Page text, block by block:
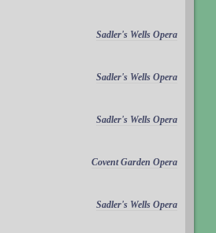
Sadler's Wells Opera
Sadler's Wells Opera
Sadler's Wells Opera
Covent Garden Opera
Sadler's Wells Opera